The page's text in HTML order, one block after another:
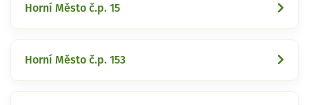
Horní Město č.p. 15
Horní Město č.p. 153